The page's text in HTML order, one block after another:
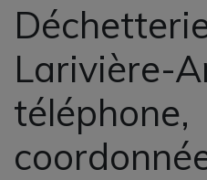
Larivière-
téléphone,